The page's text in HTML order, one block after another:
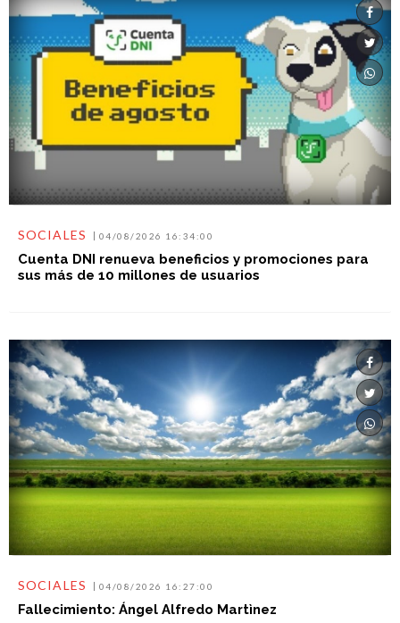
SOCIALES 04/08/2026 16:34:00
Cuenta DNI renueva beneficios y promociones para
sus más de 10 millones de usuarios
SOCIALES 04/08/2026 16:27:00
Fallecimiento: Ángel Alfredo Martìnez